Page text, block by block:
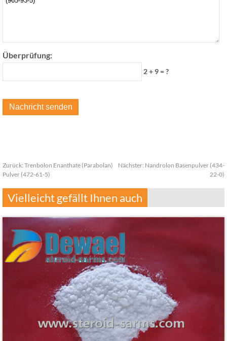
Überprüfung:
2 + 9 = ?
Zurück: Trenbolon Enanthate (Parabolan)
Pulver (472-61-5)
Nächster: Nandrolon Basenpulver (434-
22-0)
Vielleicht gefällt Ihnen auch